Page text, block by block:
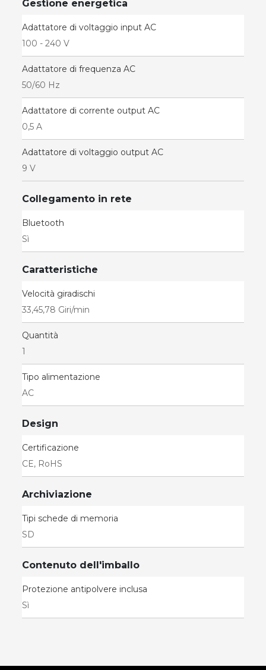
Gestione energetica
Adattatore di voltaggio input AC
100 - 240 V
Adattatore di frequenza AC
50/60 Hz
Adattatore di corrente output AC
0,5 A
Adattatore di voltaggio output AC
9 V
Collegamento in rete
Bluetooth
Sì
Caratteristiche
Velocità giradischi
33,45,78 Giri/min
Quantità
1
Tipo alimentazione
AC
Design
Certificazione
CE, RoHS
Archiviazione
Tipi schede di memoria
SD
Contenuto dell'imballo
Protezione antipolvere inclusa
Sì